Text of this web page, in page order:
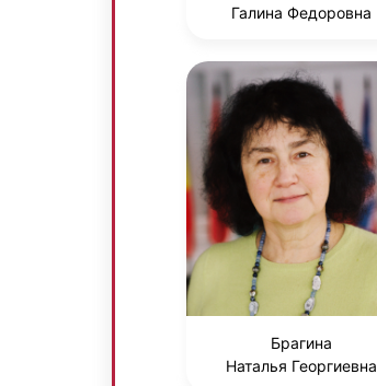
Галина Федоровна
Брагина
Наталья Георгиевна